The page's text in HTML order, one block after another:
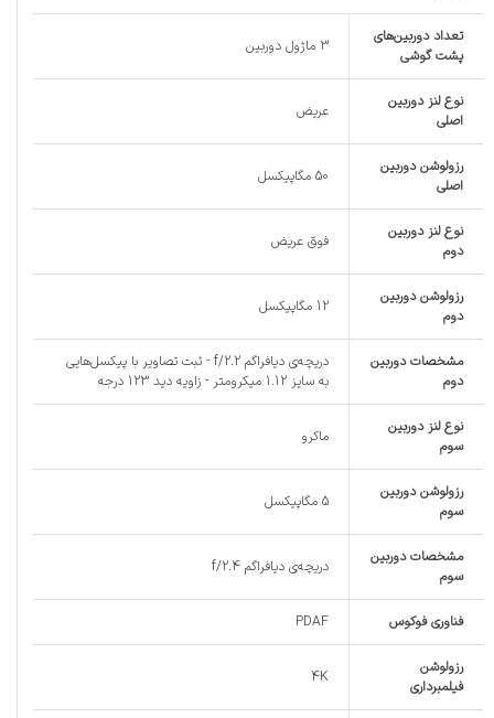
تعداد دوربین‌های
پشت گوشی
3 ماژول دوربین
نوع لنز دوربین
اصلی
عریض
رزولوشن دوربین
اصلی
50 مگاپیکسل
نوع لنز دوربین
دوم
فوق عریض
رزولوشن دوربین
دوم
12 مگاپیکسل
مشخصات دوربین
دوم
دریچه‌ی دیافراگم f/2.2 - ثبت تصاویر با پیکسل‎‌هایی
به سایز 1.12 میکرومتر - زاویه دید 123 درجه
نوع لنز دوربین
سوم
ماکرو
رزولوشن دوربین
سوم
5 مگاپیکسل
مشخصات دوربین
سوم
دریچه‌ی دیافراگم f/2.4
فناوری فوکوس PDAF
رزولوشن
فیلمبرداری
4K